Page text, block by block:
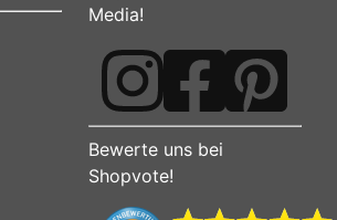
Media!
Bewerte uns bei
Shopvote!